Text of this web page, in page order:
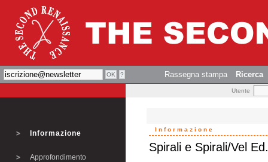
Rassegna stampa Ricerca
Utente
Informazione
Approfondimento
Informazione
Spirali e Spirali/Vel Ed.